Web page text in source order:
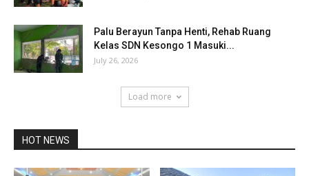
Palu Berayun Tanpa Henti, Rehab Ruang
Kelas SDN Kesongo 1 Masuki...
July 26, 2026
Load more
HOT NEWS